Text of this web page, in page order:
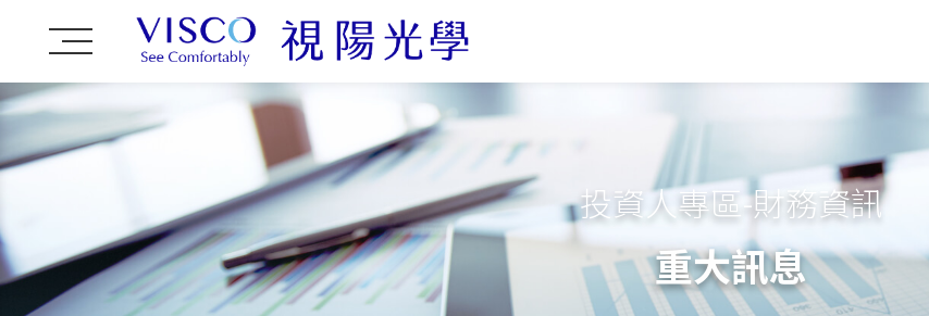
投資人專區-財務資訊
重大訊息